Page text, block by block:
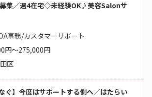
集／週4在宅◇未経験OK♪美容Salonサ
事務/カスタマーサポート
円～275,000円
区
ぐ】今度はサポートする側へ／はたらい